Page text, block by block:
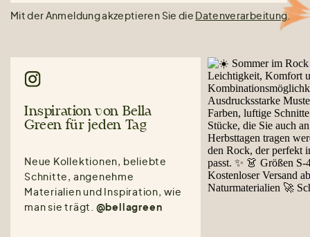
Mit der Anmeldung akzeptieren Sie die Datenverarbeitung.
Inspiration von Bella
Green für jeden Tag
Neue Kollektionen, beliebte
Schnitte, angenehme
Materialien und Inspiration, wie
man sie trägt. @bellagreen